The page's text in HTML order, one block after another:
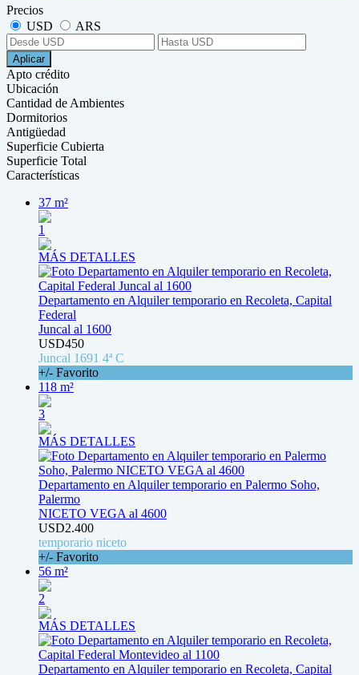
Precios
USD
ARS
Aplicar
Apto crédito
Ubicación
Cantidad de Ambientes
Dormitorios
Antigüedad
Superficie Cubierta
Superficie Total
Características
37 m²
1
MÁS DETALLES
Departamento en Alquiler temporario en Recoleta, Capital
Federal
Juncal al 1600
USD450
Juncal 1691 4ª C
+/- Favorito
118 m²
3
MÁS DETALLES
Departamento en Alquiler temporario en Palermo Soho,
Palermo
NICETO VEGA al 4600
USD2.400
temporario niceto
+/- Favorito
56 m²
2
MÁS DETALLES
Departamento en Alquiler temporario en Recoleta, Capital